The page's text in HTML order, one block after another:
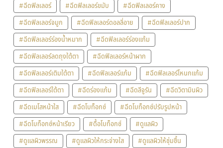
#ฉีดฟิลเลอร์
#ฉีดฟิลเลอร์ขมับ
#ฉีดฟิลเลอร์คาง
#ฉีดฟิลเลอร์จมูก
#ฉีดฟิลเลอร์ดอลลี่อาย
#ฉีดฟิลเลอร์ปาก
#ฉีดฟิลเลอร์ร่องน้ำหมาก
#ฉีดฟิลเลอร์ร่องแก้ม
#ฉีดฟิลเลอร์ลดถุงใต้ตา
#ฉีดฟิลเลอร์หน้าผาก
#ฉีดฟิลเลอร์เติมใต้ตา
#ฉีดฟิลเลอร์แก้ม
#ฉีดฟิลเลอร์โหนกแก้ม
#ฉีดฟิลเลอร์ใต้ตา
#ฉีดร่องแก้ม #ฉีดลีจูรัน
#ฉีดวิตามินผิว
#ฉีดเมโสหน้าใส
#ฉีดโบท็อกซ์
#ฉีดโบท็อกซ์ปรับรูปหน้า
#ฉีดโบท็อกซ์หน้าเรียว
#ดื้อโบท็อกซ์
#ดูแลผิว
#ดูแลผิวพรรณ
#ดูแลผิวให้กระจ่างใส
#ดูแลผิวให้ชุ่มชื้น